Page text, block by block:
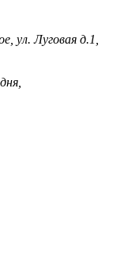
ул. Луговая д.1,